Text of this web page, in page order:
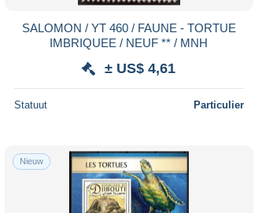
SALOMON / YT 460 / FAUNE - TORTUE
IMBRIQUEE / NEUF ** / MNH
± US$ 4,61
Statuut Particulier
Nieuw